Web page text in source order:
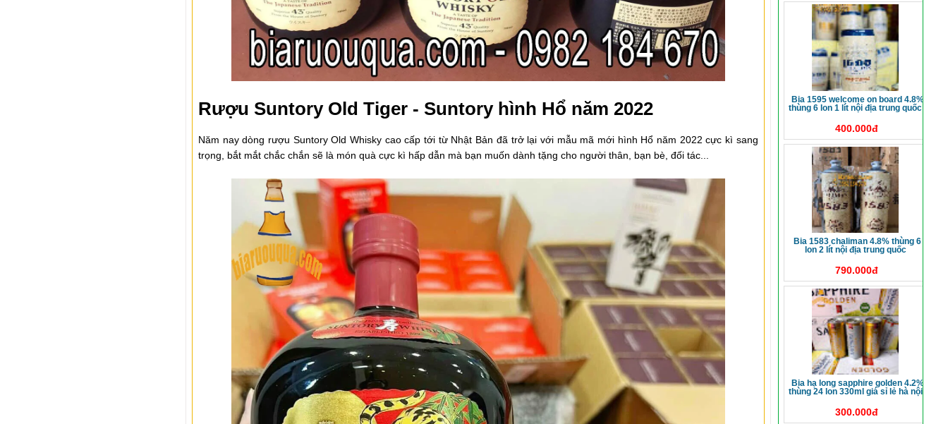
bia 1595 welcome on board 4.8%
thùng 6 lon 1 lít nội địa trung quốc
400.000đ
bia 1583 chaliman 4.8% thùng 6
lon 2 lít nội địa trung quốc
790.000đ
bia hạ long sapphire golden 4.2%
thùng 24 lon 330ml giá sỉ lẻ hà nội
300.000đ
Rượu Suntory Old Tiger - Suntory hình Hổ năm 2022
Năm nay dòng rượu Suntory Old Whisky cao cấp tới từ Nhật Bản đã trở lại với mẫu mã mới hình Hổ năm 2022 cực kì sang
trọng, bắt mắt chắc chắn sẽ là món quà cực kì hấp dẫn mà bạn muốn dành tặng cho người thân, bạn bè, đối tác...